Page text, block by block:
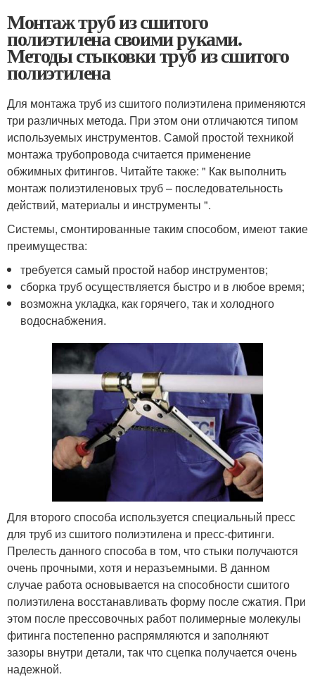
Монтаж труб из сшитого
полиэтилена своими руками.
Методы стыковки труб из сшитого
полиэтилена
Для монтажа труб из сшитого полиэтилена применяются
три различных метода. При этом они отличаются типом
используемых инструментов. Самой простой техникой
монтажа трубопровода считается применение
обжимных фитингов. Читайте также: " Как выполнить
монтаж полиэтиленовых труб – последовательность
действий, материалы и инструменты ".
Системы, смонтированные таким способом, имеют такие
преимущества:
требуется самый простой набор инструментов;
сборка труб осуществляется быстро и в любое время;
возможна укладка, как горячего, так и холодного
водоснабжения.
Для второго способа используется специальный пресс
для труб из сшитого полиэтилена и пресс-фитинги.
Прелесть данного способа в том, что стыки получаются
очень прочными, хотя и неразъемными. В данном
случае работа основывается на способности сшитого
полиэтилена восстанавливать форму после сжатия. При
этом после прессовочных работ полимерные молекулы
фитинга постепенно распрямляются и заполняют
зазоры внутри детали, так что сцепка получается очень
надежной.